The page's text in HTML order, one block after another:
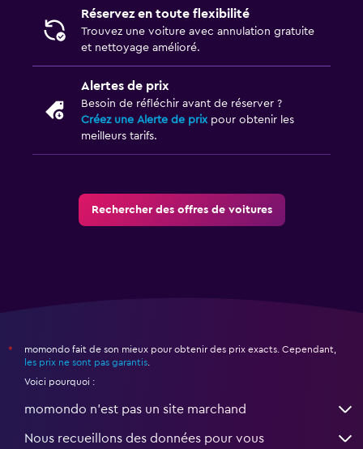
Réservez en toute flexibilité
Trouvez une voiture avec annulation gratuite
et nettoyage amélioré.
Alertes de prix
Besoin de réfléchir avant de réserver ?
Créez une Alerte de prixpour obtenir les
meilleurs tarifs.
Rechercher des offres de voitures
*
momondo fait de son mieux pour obtenir des prix exacts. Cependant,
les prix ne sont pas garantis.
Voici pourquoi :
momondo n'est pas un site marchand
Nous recueillons des données pour vous